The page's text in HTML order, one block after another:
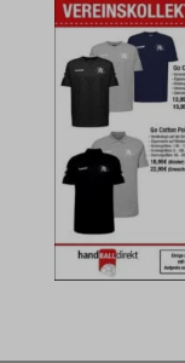
et-reloaded-post-*
et-saved-post*
et-syncing-post-*-bb
et-was-editing-post-*-